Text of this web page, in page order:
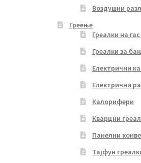
Воздушни
Греење
Греалки на
Греалки за
Електрични
Електрични
Калорифери
Кварцни
Панелни
Тајфун